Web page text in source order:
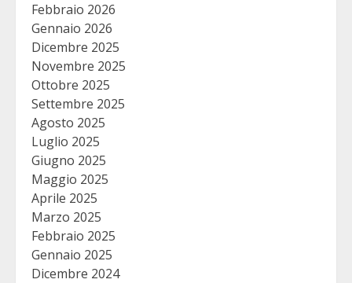
Febbraio 2026
Gennaio 2026
Dicembre 2025
Novembre 2025
Ottobre 2025
Settembre 2025
Agosto 2025
Luglio 2025
Giugno 2025
Maggio 2025
Aprile 2025
Marzo 2025
Febbraio 2025
Gennaio 2025
Dicembre 2024